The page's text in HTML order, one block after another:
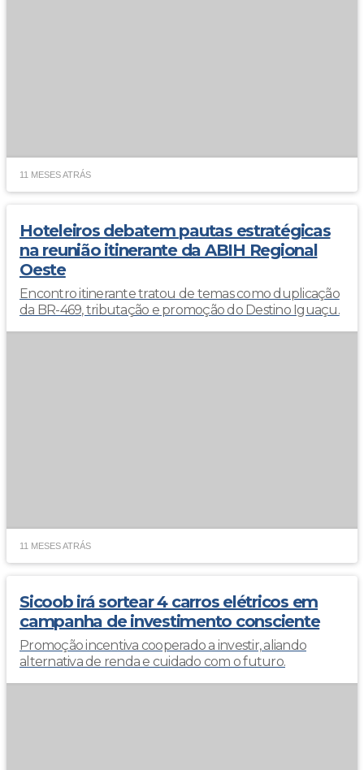
11 MESES ATRÁS
Hoteleiros debatem pautas estratégicas
na reunião itinerante da ABIH Regional
Oeste
Encontro itinerante tratou de temas como duplicação
da BR-469, tributação e promoção do Destino Iguaçu.
11 MESES ATRÁS
Sicoob irá sortear 4 carros elétricos em
campanha de investimento consciente
Promoção incentiva cooperado a investir, aliando
alternativa de renda e cuidado com o futuro.